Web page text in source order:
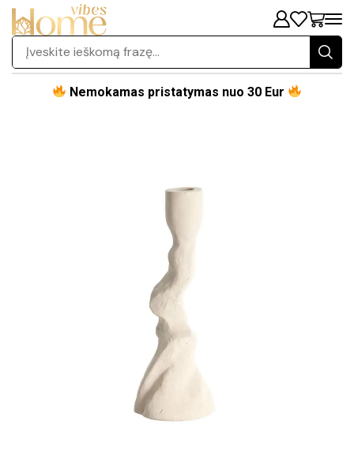
Nemokamas pristatymas nuo 30 Eur